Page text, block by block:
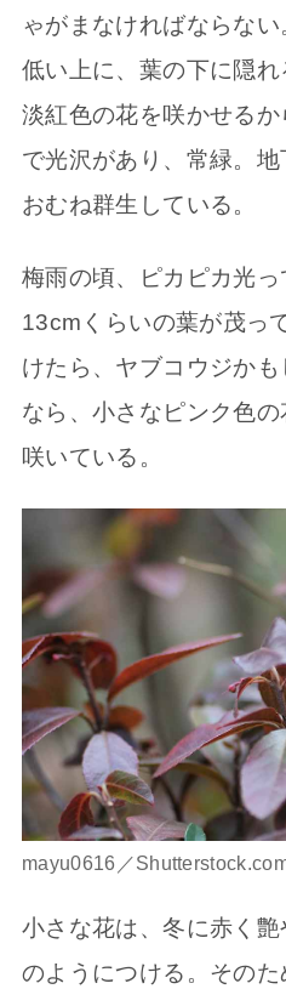
ゃがまなければならな
低い上に、葉の下に隠
淡紅色の花を咲かせる
で光沢があり、常緑。
おむね群生している。
梅雨の頃、ピカピカ光
13cmくらいの葉が茂っ
けたら、ヤブコウジか
なら、小さなピンク色
咲いている。
mayu0616／
小さな花は、冬に赤く
のようにつける。その